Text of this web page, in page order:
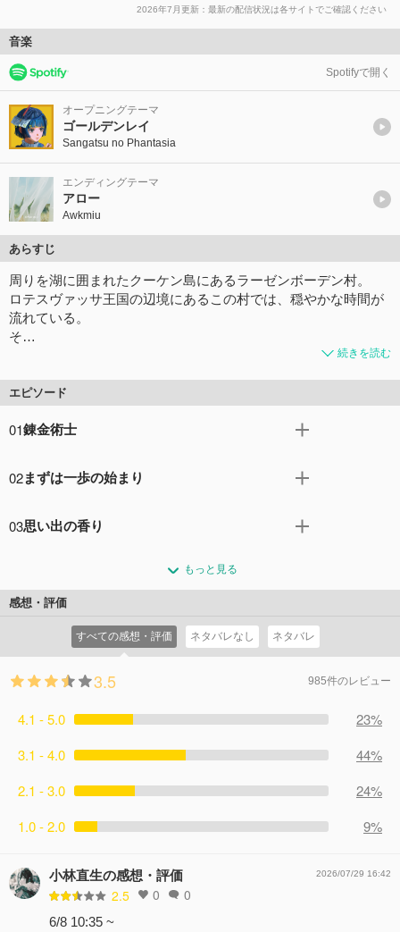
2026年7月更新：最新の配信状況は各サイトでご確認ください
音楽
Spotifyで開く
オープニングテーマ
ゴールデンレイ
Sangatsu no Phantasia
エンディングテーマ
アロー
Awkmiu
あらすじ
周りを湖に囲まれたクーケン島にあるラーゼンボーデン村。
ロテスヴァッサ王国の辺境にあるこの村では、穏やかな時間が
流れている。
そ…
続きを読む
エピソード
01錬金術士
の娘”として、“なんてことない”日々を送っていたライザリ
日に飽き、刺激を求めていたライザは、ある日幼馴染みの
かうための船を拝借しようと港を訪れるも都合よく借りら
岸ではとある隊商がクーケン島に向かっていた。
02まずは一歩の始まり
ート。順調に課題を進めるレントとタオだったが、その一
いた。どうしても調合に必要な素材の“安らぎの花”が見つ
からない……。課題の成果を話しにやってきたレントとタ
オに、ライザは課題がうまくいかない愚痴をこぼす。だ
が、そんな彼女の悩みを解決したのは、友達になったクラ
ウディアがもたらした、とある情報だった。
03思い出の香り
日、クラウディアの家に寄った帰り道、村人のバーバラが
足を痛めて座り込んでいたのを見かける。ライザが調合し
つかしそうに楽しみ、昔の思い出を語り始めた。結婚のお
祝いでもらった手紙に添えられていた小さな花の香りが素
敵だったことと、差出人が不明でお礼が出せていないこと
肌脱ごうと仲間達に相談を持ち掛ける。
もっと見る
感想・評価
すべての感想・評価 ネタバレなし ネタバレ
3.5 985件のレビュー
4.1 - 5.0
23%
3.1 - 4.0
44%
2.1 - 3.0
24%
1.0 - 2.0
9%
小林直生の感想・評価
2.5 0 0
2026/07/29 16:42
6/8 10:35 ~